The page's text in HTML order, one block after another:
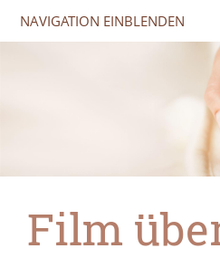
NAVIGATION EINBLENDEN
Film